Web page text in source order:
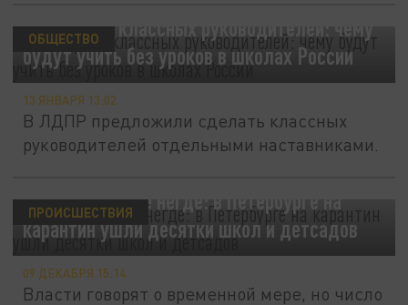
Новая роль классных руководителей: чему
будут учить без уроков в школах России
ОБЩЕСТВО
13 ЯНВАРЯ 13:02
В ЛДПР предложили сделать классных
руководителей отдельными наставниками.
Учиться больше негде: в Петербурге на
карантин ушли десятки школ и детсадов
ПРОИСШЕСТВИЯ
09 ДЕКАБРЯ 15:14
Власти говорят о временной мере, но число